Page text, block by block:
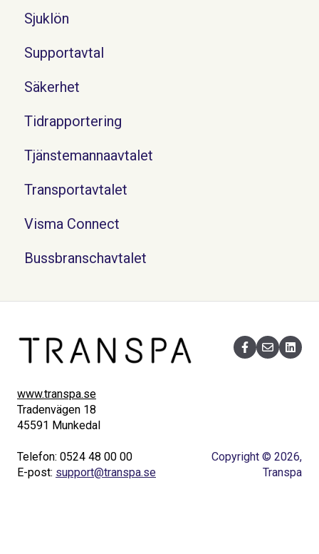
Sjuklön
Supportavtal
Säkerhet
Tidrapportering
Tjänstemannaavtalet
Transportavtalet
Visma Connect
Bussbranschavtalet
www.transpa.se
Tradenvägen 18
45591 Munkedal
Telefon: 0524 48 00 00
E-post: support@transpa.se
Copyright © 2026,
Transpa